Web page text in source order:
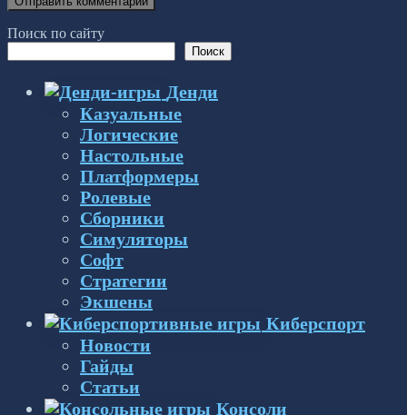
Поиск по сайту
Поиск
Денди
Казуальные
Логические
Настольные
Платформеры
Ролевые
Сборники
Симуляторы
Софт
Стратегии
Экшены
Киберспорт
Новости
Гайды
Статьи
Консоли